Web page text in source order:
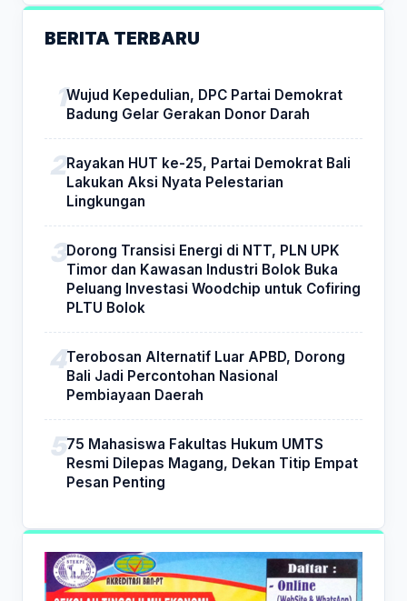
BERITA TERBARU
Wujud Kepedulian, DPC Partai Demokrat
Badung Gelar Gerakan Donor Darah
Rayakan HUT ke-25, Partai Demokrat Bali
Lakukan Aksi Nyata Pelestarian
Lingkungan
Dorong Transisi Energi di NTT, PLN UPK
Timor dan Kawasan Industri Bolok Buka
Peluang Investasi Woodchip untuk Cofiring
PLTU Bolok
Terobosan Alternatif Luar APBD, Dorong
Bali Jadi Percontohan Nasional
Pembiayaan Daerah
75 Mahasiswa Fakultas Hukum UMTS
Resmi Dilepas Magang, Dekan Titip Empat
Pesan Penting